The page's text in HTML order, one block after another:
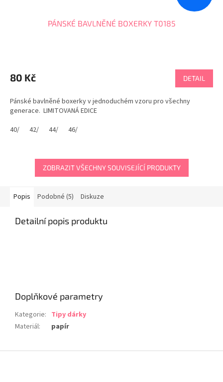
PÁNSKÉ BAVLNĚNÉ BOXERKY T0185
80 Kč DETAIL
Pánské bavlněné boxerky v jednoduchém vzoru pro všechny
generace. LIMITOVANÁ EDICE
40/
42/ 44/ 46/
ZOBRAZIT VŠECHNY SOUVISEJÍCÍ PRODUKTY
Popis Podobné (5) Diskuze
Detailní popis produktu
Doplňkové parametry
Kategorie: Tipy dárky
Materiál: papír